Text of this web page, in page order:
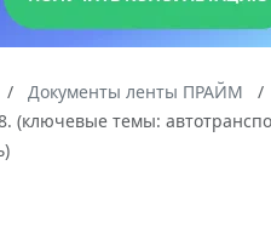
Документы ленты ПРАЙМ
(ключевые темы: